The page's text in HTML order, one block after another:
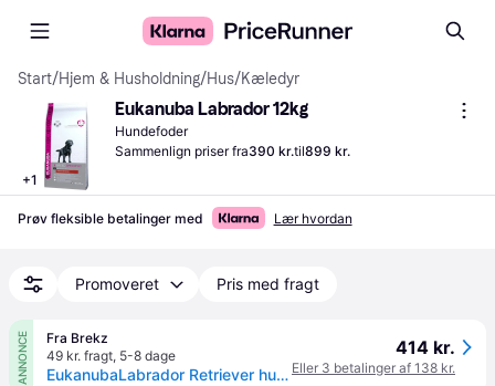
Start/Hjem & Husholdning/Hus/Kæledyr
+1
Eukanuba Labrador 12kg
Hundefoder
Sammenlign priser fra390 kr.til899 kr.
Prøv fleksible betalinger med Lær hvordan
Promoveret Pris med fragt
ANNONCE
Fra Brekz
49 kr. fragt, 5-8 dage
EukanubaLabrador Retriever hundefoder 12 kg
414 kr.
Eller 3 betalinger af 138 kr.